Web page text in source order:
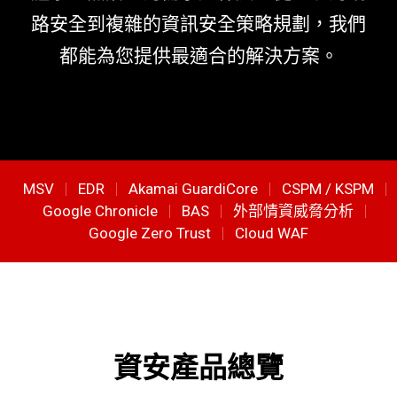
路安全到複雜的資訊安全策略規劃，我們
都能為您提供最適合的解決方案。
MSV EDR Akamai GuardiCore
CSPM / KSPM
Google Chronicle
BAS
外部情資威脅分析
Google Zero Trust
Cloud WAF
資安產品總覽